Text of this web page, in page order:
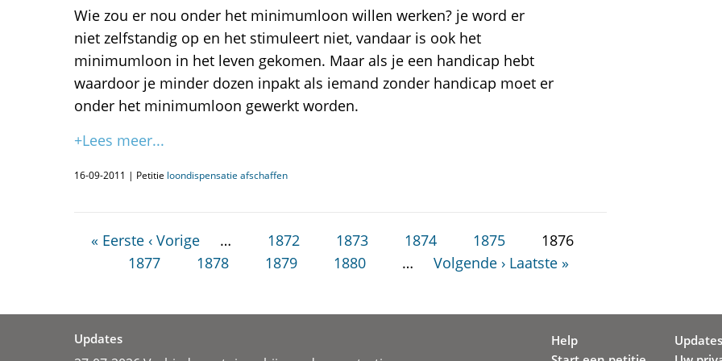
Wie zou er nou onder het minimumloon willen werken? je word er
niet zelfstandig op en het stimuleert niet, vandaar is ook het
minimumloon in het leven gekomen. Maar als je een handicap hebt
waardoor je minder dozen inpakt als iemand zonder handicap moet er
onder het minimumloon gewerkt worden.
+Lees meer...
16-09-2011 | Petitie loondispensatie afschaffen
« Eerste ‹ Vorige … 1872 1873 1874 1875
1876
1877
1878 1879 1880 … Volgende › Laatste »
Updates
Help
Updates